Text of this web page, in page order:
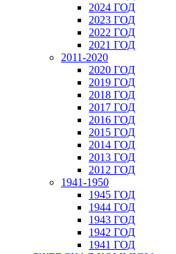
2024 ГОД
2023 ГОД
2022 ГОД
2021 ГОД
2011-2020
2020 ГОД
2019 ГОД
2018 ГОД
2017 ГОД
2016 ГОД
2015 ГОД
2014 ГОД
2013 ГОД
2012 ГОД
1941-1950
1945 ГОД
1944 ГОД
1943 ГОД
1942 ГОД
1941 ГОД